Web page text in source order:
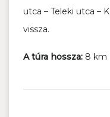
utca – Teleki utca –
vissza.
A túra hossza: 8 km